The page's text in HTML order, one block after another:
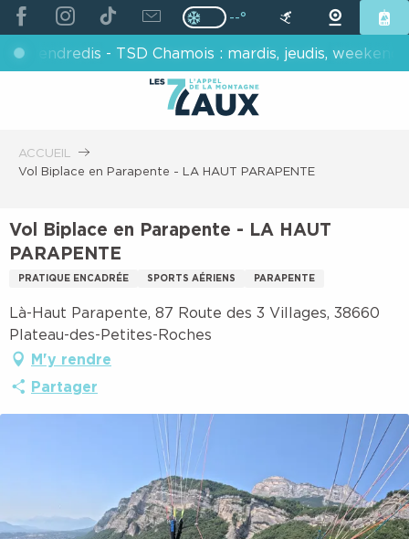
ALLER
AU
CONTENU
PRINCIPAL
Page D’accueil Actuelle Hiver :
Page D’accueil Actuelle
- TSD Chamois : mardis, jeudis, weekends -
--°
ACCUEIL
Vol Biplace en Parapente - LA HAUT PARAPENTE
Vol Biplace en Parapente - LA HAUT
PARAPENTE
PRATIQUE ENCADRÉE SPORTS AÉRIENS PARAPENTE
Là-Haut Parapente, 87 Route des 3 Villages, 38660
Plateau-des-Petites-Roches
M'y rendre
Partager